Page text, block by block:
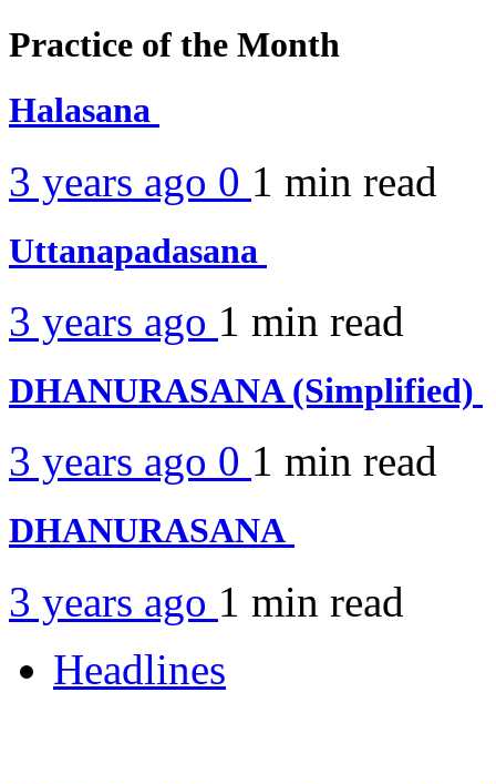
Practice of the Month
Halasana
3 years ago 0 1 min read
Uttanapadasana
3 years ago 1 min read
DHANURASANA (Simplified)
3 years ago 0 1 min read
DHANURASANA
3 years ago 1 min read
Headlines